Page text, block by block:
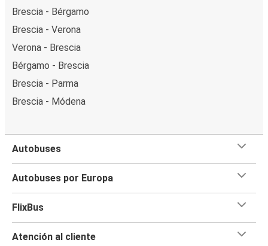
Brescia - Bérgamo
Brescia - Verona
Verona - Brescia
Bérgamo - Brescia
Brescia - Parma
Brescia - Módena
Autobuses
Autobuses por Europa
FlixBus
Atención al cliente